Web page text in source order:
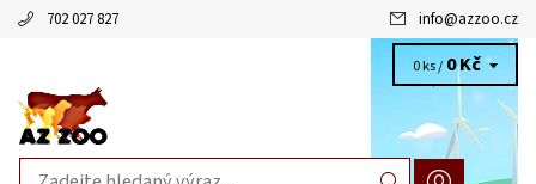
702 027 827 info@azzoo.cz
0 ks / 0 Kč